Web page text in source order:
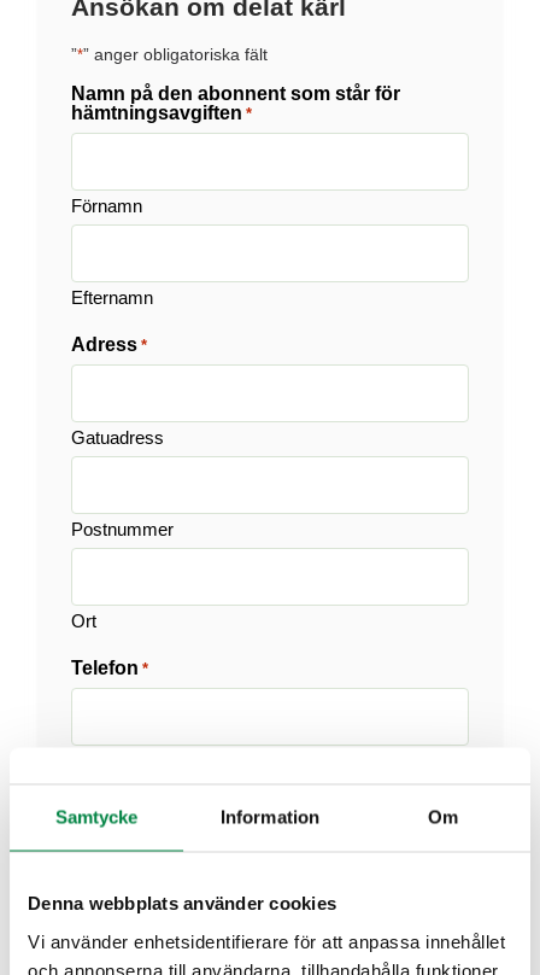
Samtycke Information Om
Denna webbplats använder cookies
Vi använder enhetsidentifierare för att anpassa innehållet
och annonserna till användarna, tillhandahålla funktioner
Ansökan om delat kärl
”*” anger obligatoriska fält
Namn på den abonnent som står för
hämtningsavgiften *
Förnamn
Efternamn
Adress *
Gatuadress
Postnummer
Ort
Telefon *
Namn på abonnent utan kärl *